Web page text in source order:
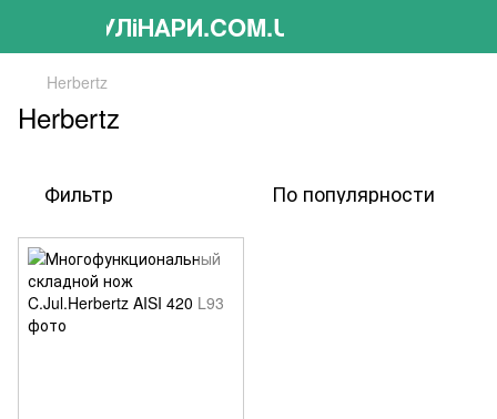
КУЛіНАРИ.COM.UA
Herbertz
Herbertz
Фильтр По популярности